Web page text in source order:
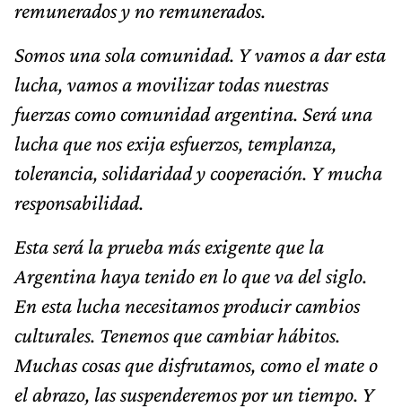
remunerados y no remunerados.
Somos una sola comunidad. Y vamos a dar esta
lucha, vamos a movilizar todas nuestras
fuerzas como comunidad argentina. Será una
lucha que nos exija esfuerzos, templanza,
tolerancia, solidaridad y cooperación. Y mucha
responsabilidad.
Esta será la prueba más exigente que la
Argentina haya tenido en lo que va del siglo.
En esta lucha necesitamos producir cambios
culturales. Tenemos que cambiar hábitos.
Muchas cosas que disfrutamos, como el mate o
el abrazo, las suspenderemos por un tiempo. Y